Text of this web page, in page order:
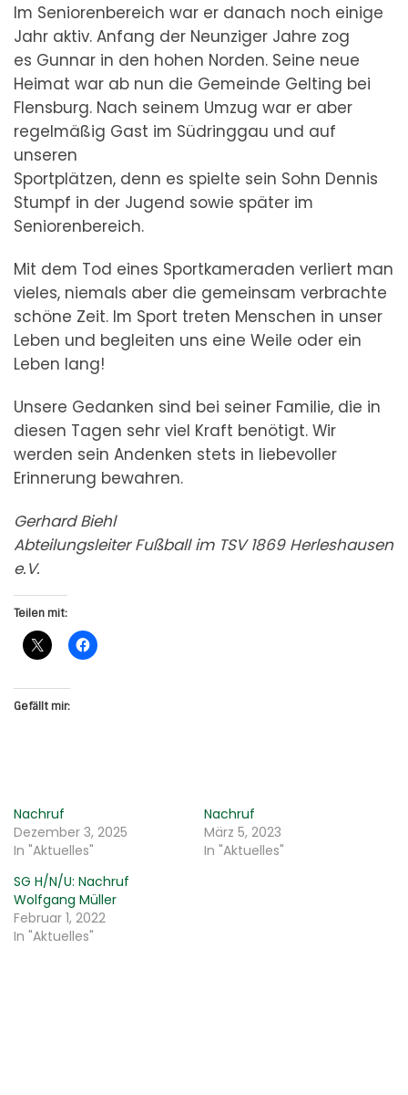
Im Seniorenbereich war er danach noch einige
Jahr aktiv. Anfang der Neunziger Jahre zog
es Gunnar in den hohen Norden. Seine neue
Heimat war ab nun die Gemeinde Gelting bei
Flensburg. Nach seinem Umzug war er aber
regelmäßig Gast im Südringgau und auf
unseren
Sportplätzen, denn es spielte sein Sohn Dennis
Stumpf in der Jugend sowie später im
Seniorenbereich.
Mit dem Tod eines Sportkameraden verliert man
vieles, niemals aber die gemeinsam verbrachte
schöne Zeit. Im Sport treten Menschen in unser
Leben und begleiten uns eine Weile oder ein
Leben lang!
Unsere Gedanken sind bei seiner Familie, die in
diesen Tagen sehr viel Kraft benötigt. Wir
werden sein Andenken stets in liebevoller
Erinnerung bewahren.
Gerhard Biehl
Abteilungsleiter Fußball im TSV 1869 Herleshausen
e.V.
Teilen mit:
Gefällt mir:
Nachruf
Dezember 3, 2025
In "Aktuelles"
Nachruf
März 5, 2023
In "Aktuelles"
SG H/N/U: Nachruf
Wolfgang Müller
Februar 1, 2022
In "Aktuelles"